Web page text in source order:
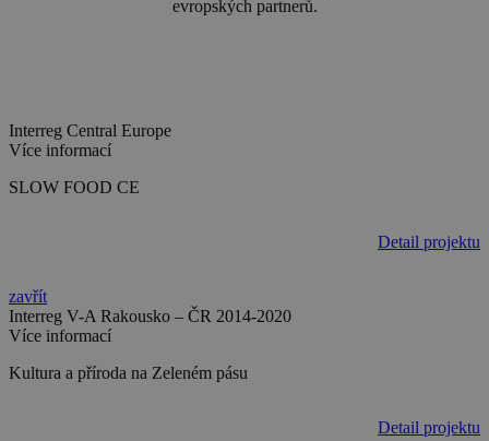
evropských partnerů.
Interreg Central Europe
Více informací
SLOW FOOD CE
Detail projektu
zavřít
Interreg V-A Rakousko – ČR 2014-2020
Více informací
Kultura a příroda na Zeleném pásu
Detail projektu